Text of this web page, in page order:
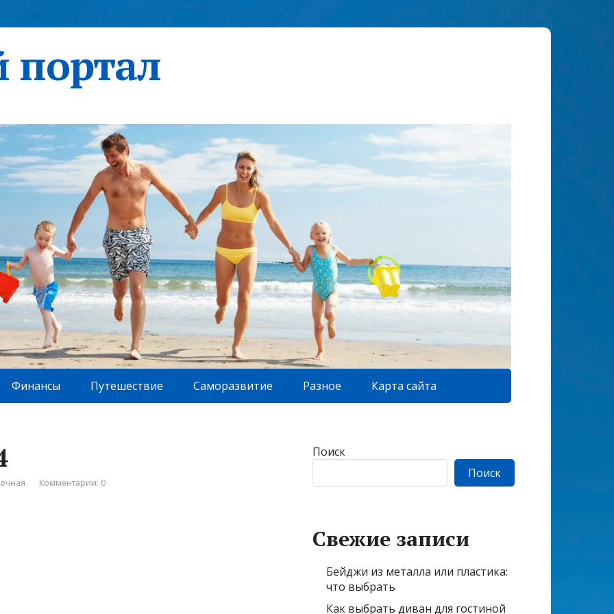
Финансы Путешествие Саморазвитие Разное Карта сайта
Комментарии: 0
Поиск
Поиск
Свежие записи
Бейджи из металла или пластика:
что выбрать
Как выбрать диван для гостиной